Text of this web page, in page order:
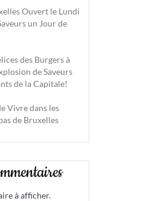
Ouvert le Lundi
un Jour de
des Burgers à
de Saveurs
de la Capitale!
Vivre dans les
de Bruxelles
à afficher.